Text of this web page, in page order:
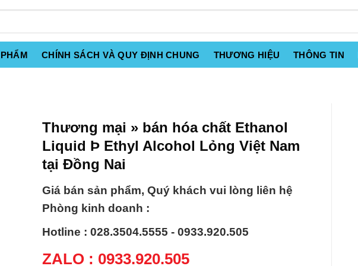
CHÍNH SÁCH VÀ QUY ĐỊNH CHUNG THƯƠNG HIỆU THÔNG TIN
Thương mại » bán hóa chất Ethanol
Liquid Þ Ethyl Alcohol Lỏng Việt Nam
tại Đồng Nai
Giá bán sản phẩm, Quý khách vui lòng liên hệ
Phòng kinh doanh :
Hotline : 028.3504.5555 - 0933.920.505
ZALO : 0933.920.505